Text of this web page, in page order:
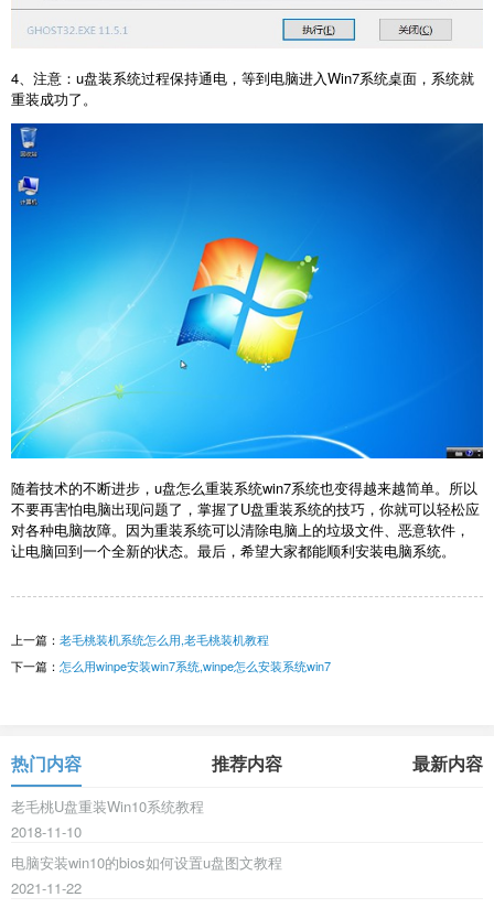
4、注意：u盘装系统过程保持通电，等到电脑进入Win7系统桌面，系统就
重装成功了。
随着技术的不断进步，u盘怎么重装系统win7系统也变得越来越简单。所以
不要再害怕电脑出现问题了，掌握了U盘重装系统的技巧，你就可以轻松应
对各种电脑故障。因为重装系统可以清除电脑上的垃圾文件、恶意软件，
让电脑回到一个全新的状态。最后，希望大家都能顺利安装电脑系统。
上一篇： 老毛桃装机系统怎么用,老毛桃装机教程
下一篇： 怎么用winpe安装win7系统,winpe怎么安装系统win7
热门内容 推荐内容 最新内容
老毛桃U盘重装Win10系统教程
2018-11-10
电脑安装win10的bios如何设置u盘图文教程
2021-11-22